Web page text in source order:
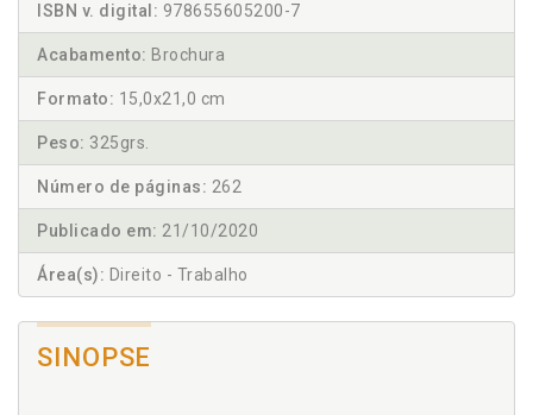
ISBN v. digital: 978655605200-7
Acabamento: Brochura
Formato: 15,0x21,0 cm
Peso: 325grs.
Número de páginas: 262
Publicado em: 21/10/2020
Área(s): Direito - Trabalho
SINOPSE